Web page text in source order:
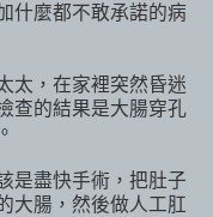
什麼都不敢承諾的病
太，在家裡突然昏迷
查的結果是大腸穿孔
是盡快手術，把肚子
大腸，然後做人工肛